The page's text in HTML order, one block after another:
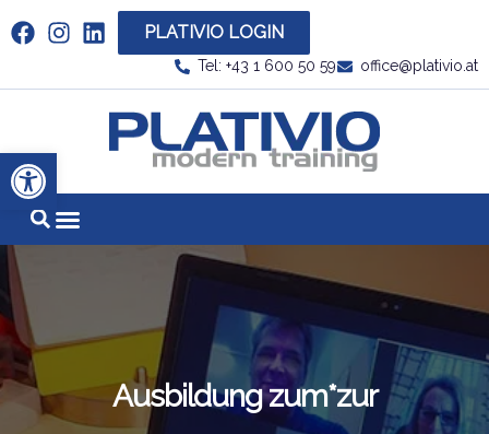
Werkzeugleiste öffnen
Link zu https://www.linkedin.com/company/
PLATIVIO LOGIN
Tel: +43 1 600 50 59 office@plativio.at
Link zu
Ausbildung zum*zur